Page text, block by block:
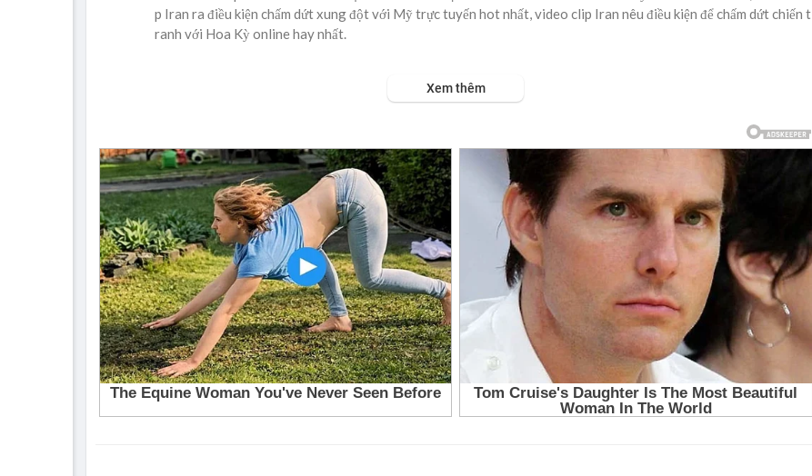
p Iran ra điều kiện chấm dứt xung đột với Mỹ trực tuyến hot nhất, video clip Iran nêu điều kiện để chấm dứt chiến t
ranh với Hoa Kỳ online hay nhất.
Liên Hợp Quốc kêu gọi hạ nhiệt xung đột tại Li Băng
Du lịch Trung Đông “đóng băng” do xung đột
Du khách toàn cầu chuyển hướng điểm đến do xung đột
Mỹ, Trung Quốc nối lại tham vấn thương mại
Thị trường chờ đợi cuộc họp của các ngân hàng trung ương
Nhật Bản, Hàn Quốc sẵn sàng ứng phó biến động tỷ giá
Giá nhiên liệu tăng thúc đẩy nhu cầu xe điện
Campuchia bắt giữ hơn 800 người nước ngoài liên quan lừa đảo trực tuyến
Singapore thu hồi 2 lô sữa do phát hiện độc tố
Lễ trao giải Oscar lần thứ 98
Ngày Giấc ngủ Thế giới
Xem thêm